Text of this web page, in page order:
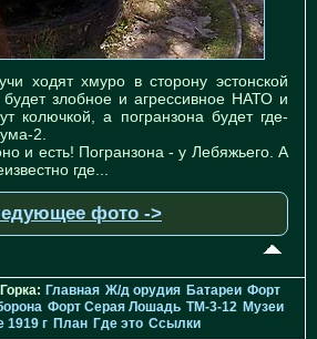
ходят хмуро в сторону эстонской
злобное и агрессивное НАТО и
колючкой, а погранзона будет где-
2.
и есть! Погранзона - у Лебяжьего. А
где...
фото ->
Главная Ж/д орудия Батареи Форт
Форт Серая Лошадь TM-3-12 Музеи
1919 г План Где это Ссылки